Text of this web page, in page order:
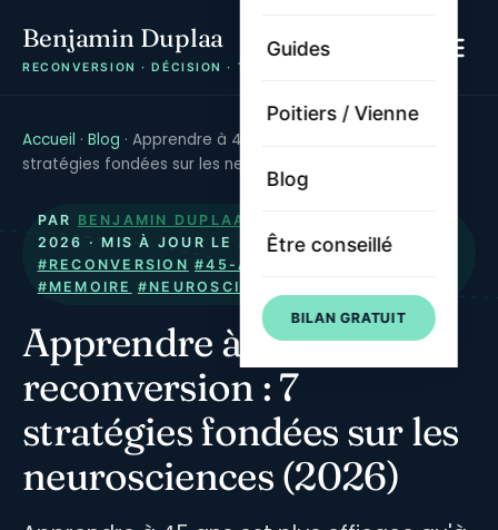
Benjamin Duplaa
RECONVERSION · DÉCISION · TRAJECTOIRE
Guides
Poitiers / Vienne
Blog
Être conseillé
BILAN GRATUIT
Accueil · Blog · Apprendre à 45 ans en reconversion : 7
stratégies fondées sur les neurosciences (2026)
PAR BENJAMIN DUPLAA
2026 · MIS À JOUR LE 22 MAI 2026·
#RECONVERSION #45-ANS
#MEMOIRE #NEUROSCIENCE
Apprendre à 45 ans en
reconversion : 7
stratégies fondées sur les
neurosciences (2026)